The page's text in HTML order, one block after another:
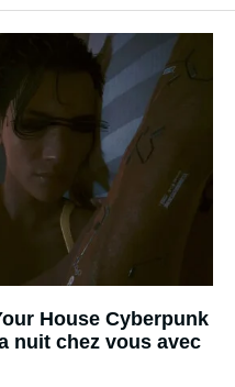
House Cyberpunk
nuit chez vous avec